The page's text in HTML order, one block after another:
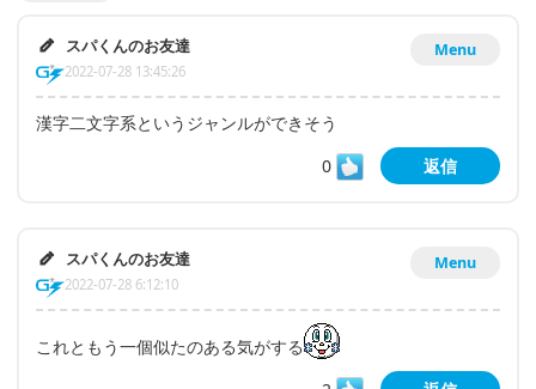
Menu
スパくんのお友達
2022-07-28 13:45:26
漢字二文字系というジャンルができそう
0
返信
Menu
スパくんのお友達
2022-07-28 6:12:10
これともう一個似たのある気がする